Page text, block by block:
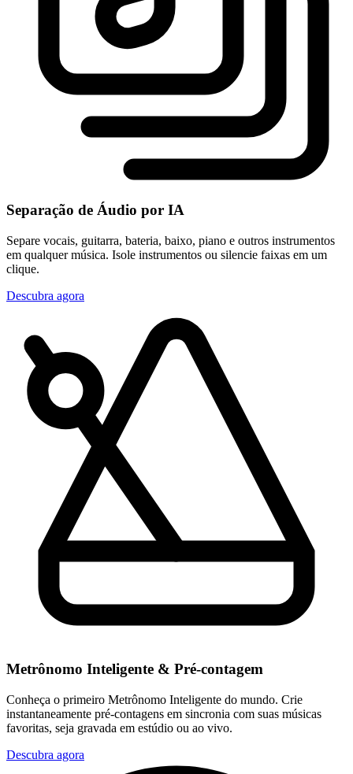
Separação de Áudio por IA
Separe vocais, guitarra, bateria, baixo, piano e outros instrumentos
em qualquer música. Isole instrumentos ou silencie faixas em um
clique.
Descubra agora
Metrônomo Inteligente & Pré-contagem
Conheça o primeiro Metrônomo Inteligente do mundo. Crie
instantaneamente pré-contagens em sincronia com suas músicas
favoritas, seja gravada em estúdio ou ao vivo.
Descubra agora